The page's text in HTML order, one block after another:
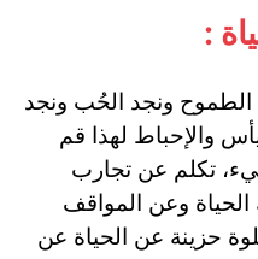
:
الطموح ونجد الحُب ونجد
والإحباط لهذا قم
تكلم عن تجارب
الحياة وعن المواقف
حزينة عن الحياة عن